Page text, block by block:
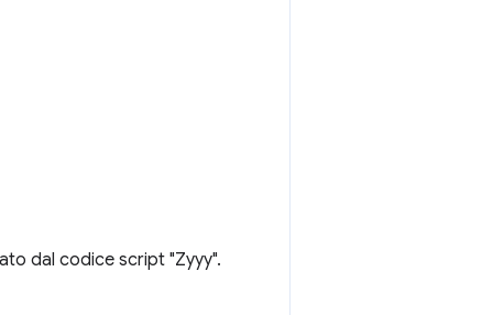
dal codice script "Zyyy".